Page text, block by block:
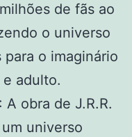
de fãs ao
o universo
o imaginário
adulto.
: A obra de J.R.R.
universo